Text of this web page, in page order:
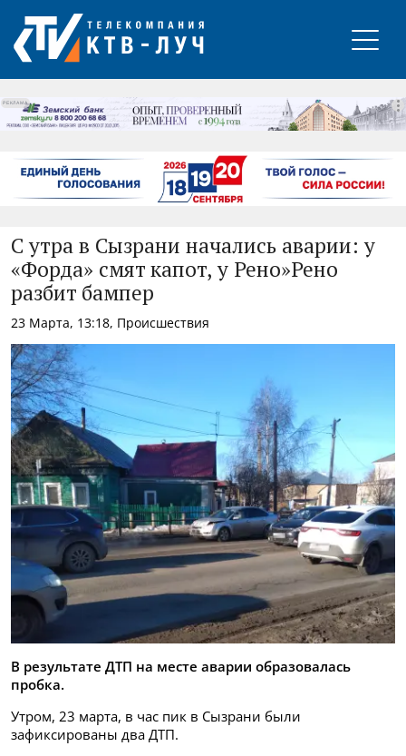
РЕКЛАМА
С утра в Сызрани начались аварии: у
«Форда» смят капот, у Рено»Рено
разбит бампер
23 Марта, 13:18, Происшествия
В результате ДТП на месте аварии образовалась
пробка.
Утром, 23 марта, в час пик в Сызрани были
зафиксированы два ДТП.